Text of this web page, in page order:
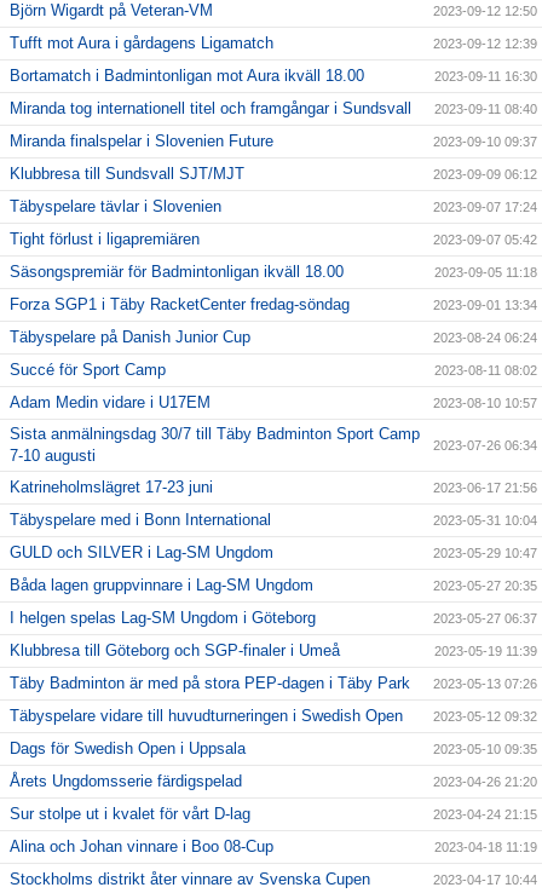
Björn Wigardt på Veteran-VM 2023-09-12 12:50
Tufft mot Aura i gårdagens Ligamatch 2023-09-12 12:39
Bortamatch i Badmintonligan mot Aura ikväll 18.00 2023-09-11 16:30
Miranda tog internationell titel och framgångar i Sundsvall 2023-09-11 08:40
Miranda finalspelar i Slovenien Future 2023-09-10 09:37
Klubbresa till Sundsvall SJT/MJT 2023-09-09 06:12
Täbyspelare tävlar i Slovenien 2023-09-07 17:24
Tight förlust i ligapremiären 2023-09-07 05:42
Säsongspremiär för Badmintonligan ikväll 18.00 2023-09-05 11:18
Forza SGP1 i Täby RacketCenter fredag-söndag 2023-09-01 13:34
Täbyspelare på Danish Junior Cup 2023-08-24 06:24
Succé för Sport Camp 2023-08-11 08:02
Adam Medin vidare i U17EM 2023-08-10 10:57
Sista anmälningsdag 30/7 till Täby Badminton Sport Camp
7-10 augusti
2023-07-26 06:34
Katrineholmslägret 17-23 juni 2023-06-17 21:56
Täbyspelare med i Bonn International 2023-05-31 10:04
GULD och SILVER i Lag-SM Ungdom 2023-05-29 10:47
Båda lagen gruppvinnare i Lag-SM Ungdom 2023-05-27 20:35
I helgen spelas Lag-SM Ungdom i Göteborg 2023-05-27 06:37
Klubbresa till Göteborg och SGP-finaler i Umeå 2023-05-19 11:39
Täby Badminton är med på stora PEP-dagen i Täby Park 2023-05-13 07:26
Täbyspelare vidare till huvudturneringen i Swedish Open 2023-05-12 09:32
Dags för Swedish Open i Uppsala 2023-05-10 09:35
Årets Ungdomsserie färdigspelad 2023-04-26 21:20
Sur stolpe ut i kvalet för vårt D-lag 2023-04-24 21:15
Alina och Johan vinnare i Boo 08-Cup 2023-04-18 11:19
Stockholms distrikt åter vinnare av Svenska Cupen 2023-04-17 10:44